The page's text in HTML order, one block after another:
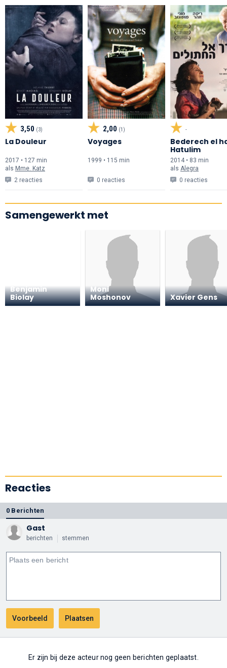
3,50 (3)
La Douleur
2017 • 127 min
als Mme. Katz
2 reacties
2,00 (1)
Voyages
1999 • 115 min
0 reacties
-
Bederech el
Hatulim
2014 • 83 min
als Alegra
0 reacties
Samengewerkt met
Benjamin
Biolay
Moni
Moshonov
Xavier Gens
Reacties
0 Berichten
Gast
berichten stemmen
Er zijn bij deze acteur nog geen berichten geplaatst.